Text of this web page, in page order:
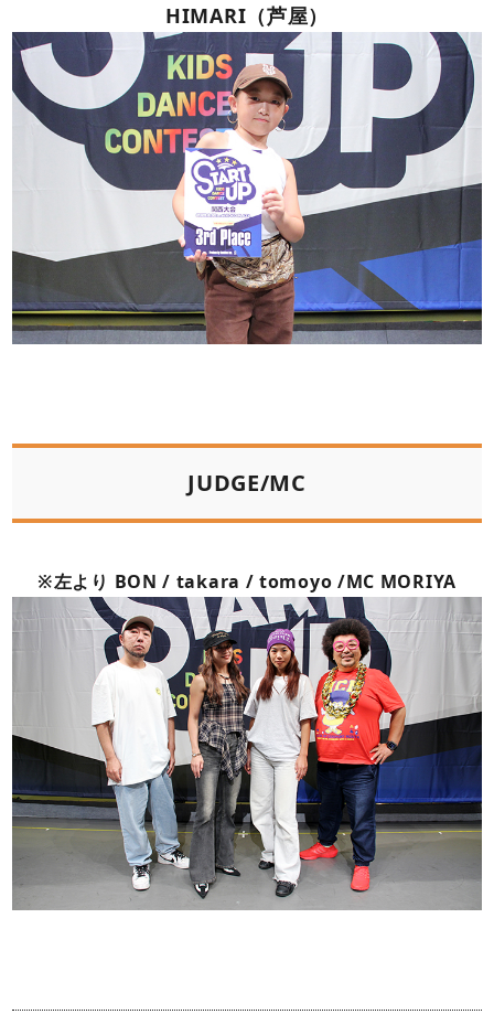
HIMARI（芦屋）
JUDGE/MC
※左より BON / takara / tomoyo /MC MORIYA